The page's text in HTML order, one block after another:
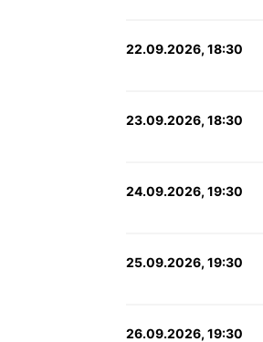
22.09.2026, 18:30
23.09.2026, 18:30
24.09.2026, 19:30
25.09.2026, 19:30
26.09.2026, 19:30